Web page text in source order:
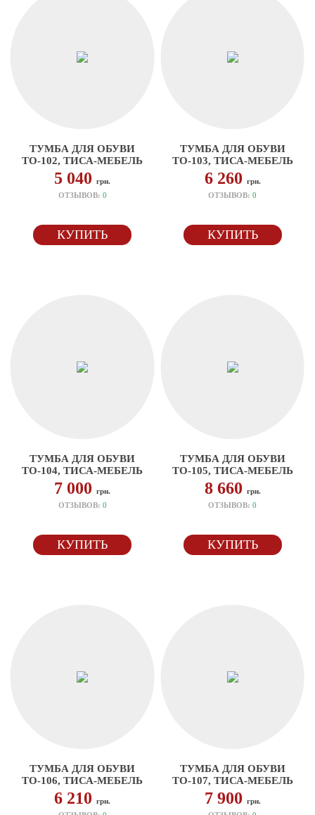
ТУМБА ДЛЯ ОБУВИ
ТО-102, ТИСА-МЕБЕЛЬ
5 040грн.
ОТЗЫВОВ: 0
КУПИТЬ
ТУМБА ДЛЯ ОБУВИ
ТО-103, ТИСА-МЕБЕЛЬ
6 260 грн.
ОТЗЫВОВ:0
КУПИТЬ
ТУМБА ДЛЯ ОБУВИ
ТО-104, ТИСА-МЕБЕЛЬ
7 000грн.
ОТЗЫВОВ: 0
КУПИТЬ
ТУМБА ДЛЯ ОБУВИ
ТО-105, ТИСА-МЕБЕЛЬ
8 660 грн.
ОТЗЫВОВ:0
КУПИТЬ
ТУМБА ДЛЯ ОБУВИ
ТО-106, ТИСА-МЕБЕЛЬ
6 210грн.
ТУМБА ДЛЯ ОБУВИ
ТО-107, ТИСА-МЕБЕЛЬ
7 900 грн.